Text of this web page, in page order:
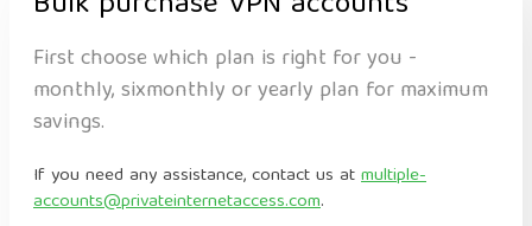
First choose which plan is right for you -
monthly, sixmonthly or yearly plan for maximum
savings.
If you need any assistance, contact us atmultiple-
accounts@privateinternetaccess.com.